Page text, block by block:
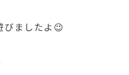
びましたよ😉